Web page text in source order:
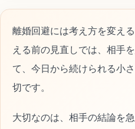
離婚回避には考え方を変え
える前の見直しでは、相手
て、今日から続けられる小
切です。
大切なのは、相手の結論を